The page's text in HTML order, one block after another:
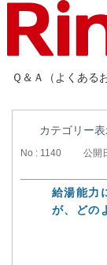
Ｑ＆Ａ（よくある
カテゴリー
No : 1140 公開
給湯能力
が、どの